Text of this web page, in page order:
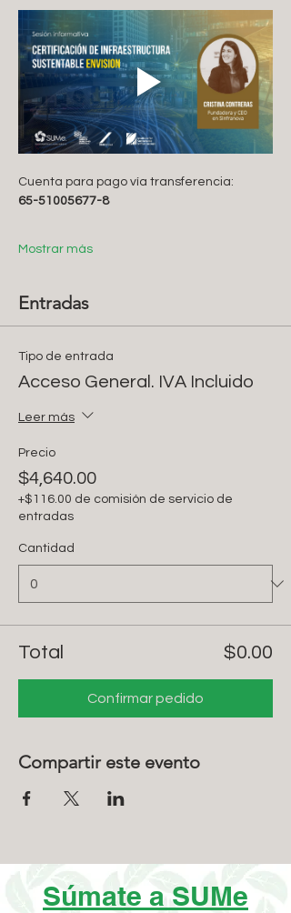
Cuenta para pago vía transferencia:
65-51005677-8
Mostrar más
Entradas
Tipo de entrada
Acceso General. IVA Incluido
Leer más
Precio
$4,640.00
+$116.00 de comisión de servicio de
entradas
Cantidad
Total $0.00
Confirmar pedido
Compartir este evento
Súmate a SUMe